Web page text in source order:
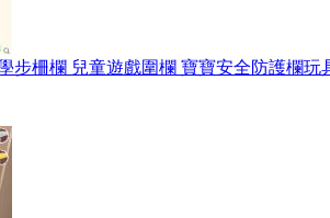
步柵欄 兒童遊戲圍欄 寶寶安全防護欄玩